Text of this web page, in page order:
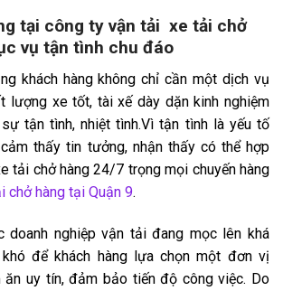
tại công ty vận tải xe tải chở
vụ tận tình chu đáo
khách hàng không chỉ cần một dịch vụ
lượng xe tốt, tài xế dày dặn kinh nghiệm
tận tình, nhiệt tình.Vì tận tình là yếu tố
thấy tin tưởng, nhận thấy có thể hợp
tải chở hàng 24/7 trọng mọi chuyến hàng
chở hàng tại Quận 9.
doanh nghiệp vận tải đang mọc lên khá
khó để khách hàng lựa chọn một đơn vị
ăn uy tín, đảm bảo tiến độ công việc. Do